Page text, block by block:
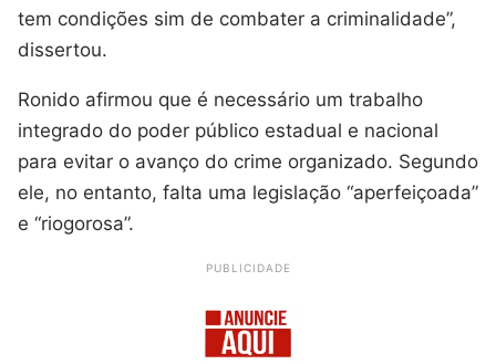
tem condições sim de combater a criminalidade”,
dissertou.
Ronido afirmou que é necessário um trabalho
integrado do poder público estadual e nacional
para evitar o avanço do crime organizado. Segundo
ele, no entanto, falta uma legislação “aperfeiçoada”
e “riogorosa”.
PUBLICIDADE